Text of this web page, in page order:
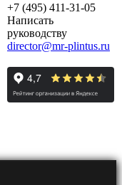
+7 (495) 411-31-05
Написать
руководству
director@mr-plintus.ru